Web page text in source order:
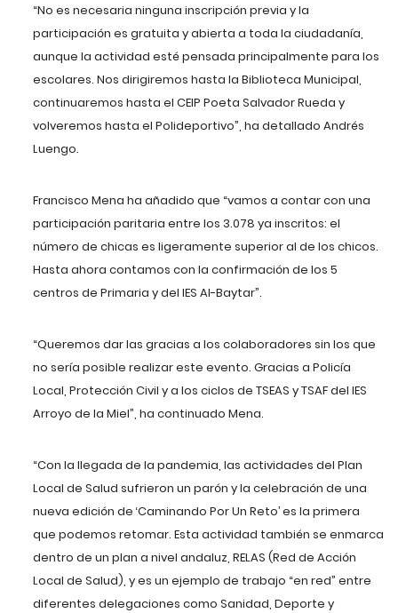
“No es necesaria ninguna inscripción previa y la
participación es gratuita y abierta a toda la ciudadanía,
aunque la actividad esté pensada principalmente para los
escolares. Nos dirigiremos hasta la Biblioteca Municipal,
continuaremos hasta el CEIP Poeta Salvador Rueda y
volveremos hasta el Polideportivo”, ha detallado Andrés
Luengo.
Francisco Mena ha añadido que “vamos a contar con una
participación paritaria entre los 3.078 ya inscritos: el
número de chicas es ligeramente superior al de los chicos.
Hasta ahora contamos con la confirmación de los 5
centros de Primaria y del IES Al-Baytar”.
“Queremos dar las gracias a los colaboradores sin los que
no sería posible realizar este evento. Gracias a Policía
Local, Protección Civil y a los ciclos de TSEAS y TSAF del IES
Arroyo de la Miel”, ha continuado Mena.
“Con la llegada de la pandemia, las actividades del Plan
Local de Salud sufrieron un parón y la celebración de una
nueva edición de ‘Caminando Por Un Reto’ es la primera
que podemos retomar. Esta actividad también se enmarca
dentro de un plan a nivel andaluz, RELAS (Red de Acción
Local de Salud), y es un ejemplo de trabajo “en red” entre
diferentes delegaciones como Sanidad, Deporte y